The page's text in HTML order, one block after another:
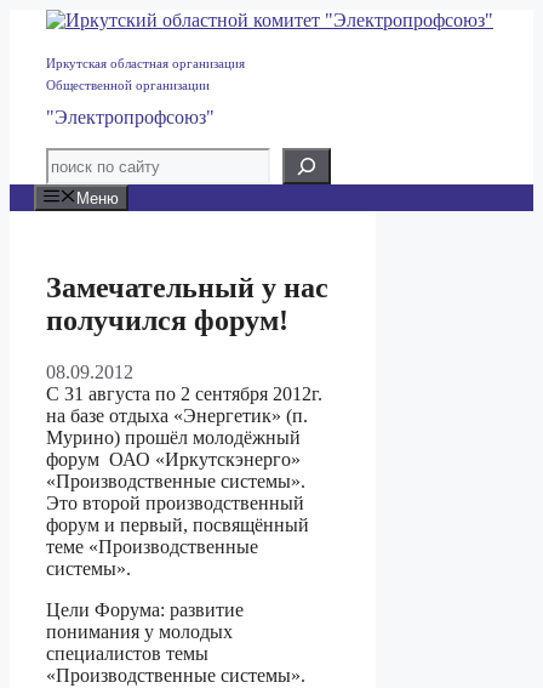
Перейти
содержимому
Иркутская областная организация
Общественной организации
"Электропрофсоюз"
Меню
Замечательный у нас
получился форум!
08.09.2012
С 31 августа по 2 сентября 2012г.
на базе отдыха «Энергетик» (п.
Мурино) прошёл молодёжный
форум ОАО «Иркутскэнерго»
«Производственные системы».
Это второй производственный
форум и первый, посвящённый
теме «Производственные
системы».
Цели Форума: развитие
понимания у молодых
специалистов темы
«Производственные системы».